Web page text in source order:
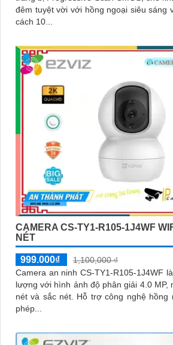
đêm tuyệt vời với hồng ngoại siêu sáng
cách 10...
CAMERA CS-TY1-R105-1J4WF
NÉT
999.000₫
1,100,000 ₫
Camera an ninh CS-TY1-R105-1J4WF
lượng với hình ảnh độ phân giải 4.0 MP,
nét và sắc nét. Hỗ trợ công nghệ hồng ngoại Smart IR, cho
phép...